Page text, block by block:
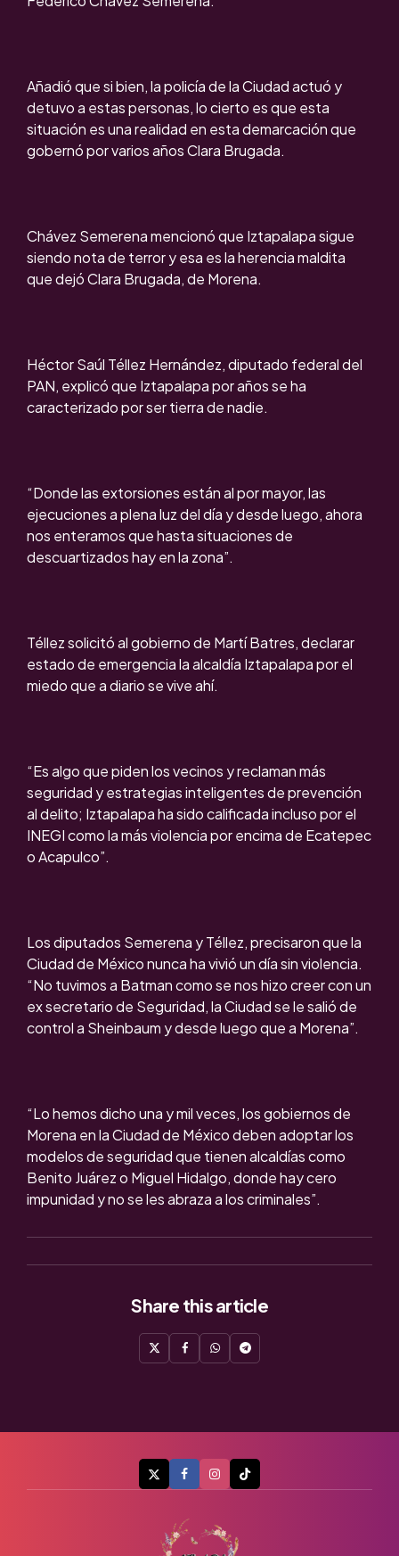
Añadió que si bien, la policía de la Ciudad actuó y
detuvo a estas personas, lo cierto es que esta
situación es una realidad en esta demarcación que
gobernó por varios años Clara Brugada.
Chávez Semerena mencionó que Iztapalapa sigue
siendo nota de terror y esa es la herencia maldita
que dejó Clara Brugada, de Morena.
Héctor Saúl Téllez Hernández, diputado federal del
PAN, explicó que Iztapalapa por años se ha
caracterizado por ser tierra de nadie.
“Donde las extorsiones están al por mayor, las
ejecuciones a plena luz del día y desde luego, ahora
nos enteramos que hasta situaciones de
descuartizados hay en la zona”.
Téllez solicitó al gobierno de Martí Batres, declarar
estado de emergencia la alcaldía Iztapalapa por el
miedo que a diario se vive ahí.
“Es algo que piden los vecinos y reclaman más
seguridad y estrategias inteligentes de prevención
al delito; Iztapalapa ha sido calificada incluso por el
INEGI como la más violencia por encima de Ecatepec
o Acapulco”.
Los diputados Semerena y Téllez, precisaron que la
Ciudad de México nunca ha vivió un día sin violencia.
“No tuvimos a Batman como se nos hizo creer con un
ex secretario de Seguridad, la Ciudad se le salió de
control a Sheinbaum y desde luego que a Morena”.
“Lo hemos dicho una y mil veces, los gobiernos de
Morena en la Ciudad de México deben adoptar los
modelos de seguridad que tienen alcaldías como
Benito Juárez o Miguel Hidalgo, donde hay cero
impunidad y no se les abraza a los criminales”.
Share this article